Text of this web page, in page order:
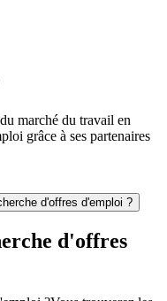
marché du travail en
grâce à ses partenaires
d'offres d'emploi ?
d'offres